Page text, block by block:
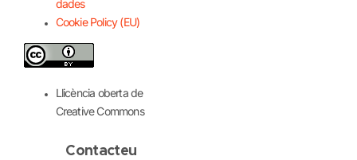
dades
Cookie Policy (EU)
Llicència oberta de
Creative Commons
Contacteu